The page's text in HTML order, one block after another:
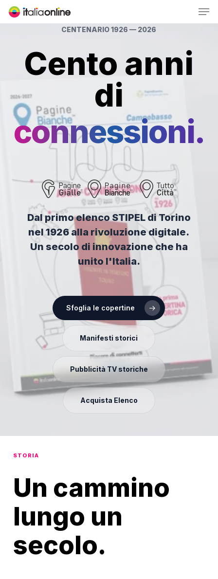
Skip
CENTENARIO 1926 — 2026
Cento anni
di
connessioni.
Dal primo elenco STIPEL di Torino
nel 1926 alla rivoluzione digitale.
Un secolo di innovazione che ha
unito l'Italia.
Sfoglia le copertine
Manifesti storici
Pubblicità TV storiche
Acquista Elenco
STORIA
Un cammino
lungo un
secolo.